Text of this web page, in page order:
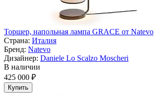
Торшер, напольная лампа GRACE от Natevo
Страна: Италия
Бренд: Natevo
Дизайнер: Daniele Lo Scalzo Moscheri
В наличии
425 000 ₽
Купить